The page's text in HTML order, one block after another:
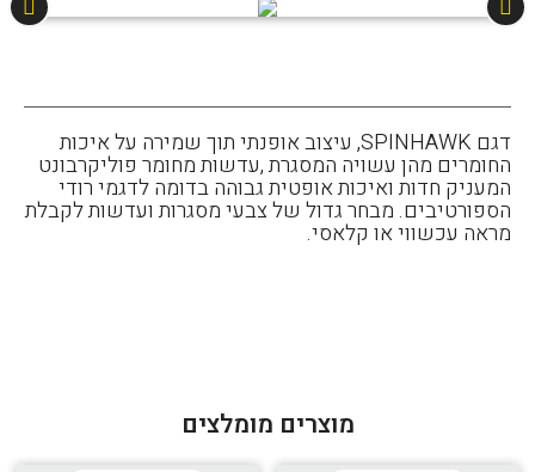
דגם SPINHAWK, עיצוב אופנתי תוך שמירה על איכות
החומרים מהן עשויה המסגרת ,עדשות מחומר פוליקרבונט
המעניק חדות ואיכות אופטית גבוהה בדומה לדגמי רודי
הספורטיבים. מבחר גדול של צבעי מסגרות ועדשות לקבלת
מראה עכשווי או קלאסי.
מוצרים מומלצים